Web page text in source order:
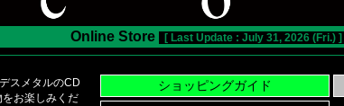
Online Store [ Last Update : July 31, 2026 (Fri.) ]
スメタルのCD
お楽しみくだ